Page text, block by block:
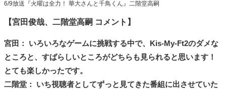
6/9放送『火曜は全力！ 華大さんと千鳥くん』二階堂高嗣
【宮田俊哉、二階堂高嗣 コメント】
宮田： いろいろなゲームに挑戦する中で、Kis-My-Ft2のダメな
ところと、すばらしいところがどちらも見られると思います！
とても楽しかったです。
二階堂： いち視聴者としてずっと見てきた番組に出させていた